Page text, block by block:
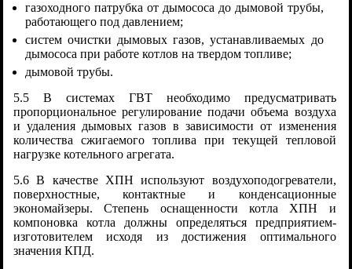
газоходного патрубка от дымососа до дымовой трубы,
работающего под давлением;
систем очистки дымовых газов, устанавливаемых до
дымососа при работе котлов на твердом топливе;
дымовой трубы.
5.5 В системах ГВТ необходимо предусматривать
пропорциональное регулирование подачи объема воздуха
и удаления дымовых газов в зависимости от изменения
количества сжигаемого топлива при текущей тепловой
нагрузке котельного агрегата.
5.6 В качестве ХПН используют воздухоподогреватели,
поверхностные, контактные и конденсационные
экономайзеры. Степень оснащенности котла ХПН и
компоновка котла должны определяться предприятием-
изготовителем исходя из достижения оптимального
значения КПД.